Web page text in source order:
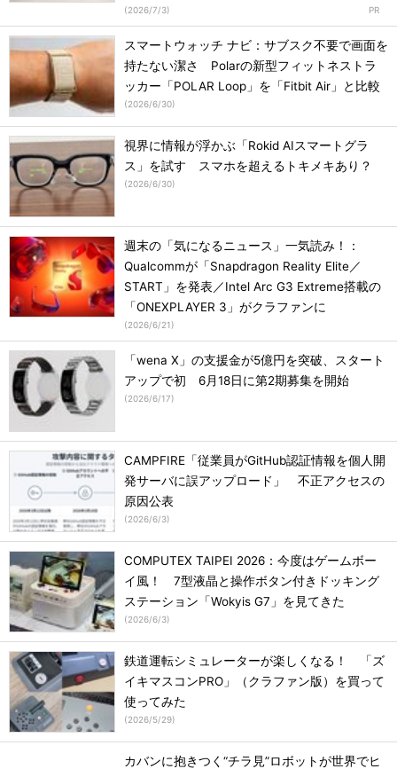
(2026/7/3)
スマートウォッチ ナビ：サブスク不要で画面を
持たない潔さ Polarの新型フィットネストラ
ッカー「POLAR Loop」を「Fitbit Air」と比較
(2026/6/30)
視界に情報が浮かぶ「Rokid AIスマートグラ
ス」を試す スマホを超えるトキメキあり？
(2026/6/30)
週末の「気になるニュース」一気読み！：
Qualcommが「Snapdragon Reality Elite／
START」を発表／Intel Arc G3 Extreme搭載の
「ONEXPLAYER 3」がクラファンに
(2026/6/21)
「wena X」の支援金が5億円を突破、スタート
アップで初 6月18日に第2期募集を開始
(2026/6/17)
CAMPFIRE「従業員がGitHub認証情報を個人開
発サーバに誤アップロード」 不正アクセスの
原因公表
(2026/6/3)
COMPUTEX TAIPEI 2026：今度はゲームボー
イ風！ 7型液晶と操作ボタン付きドッキング
ステーション「Wokyis G7」を見てきた
(2026/6/3)
鉄道運転シミュレーターが楽しくなる！ 「ズ
イキマスコンPRO」（クラファン版）を買って
使ってみた
(2026/5/29)
カバンに抱きつく“チラ見”ロボットが世界でヒ